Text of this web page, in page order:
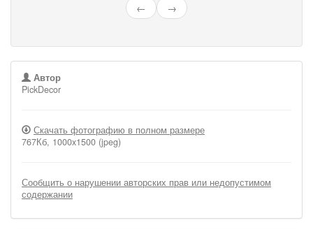
← →
Автор
PickDecor
Скачать фотографию в полном размере
767Кб, 1000x1500 (jpeg)
Сообщить о нарушении авторских прав или недопустимом
содержании